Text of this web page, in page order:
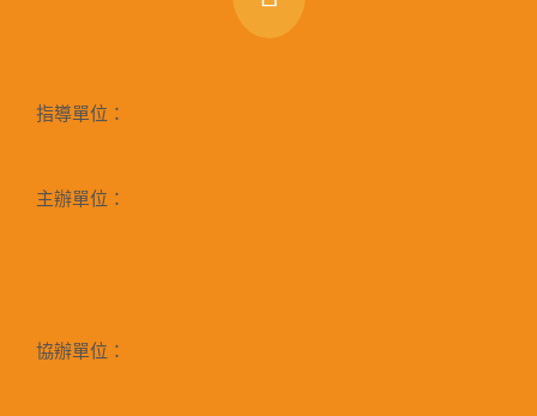
指導單位：
主辦單位：
協辦單位：